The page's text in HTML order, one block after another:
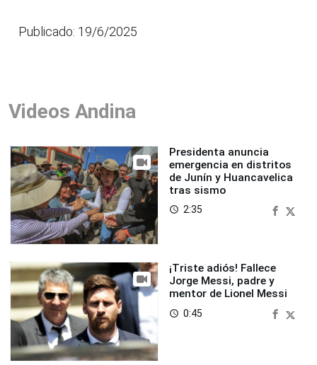
Publicado: 19/6/2025
Videos Andina
Presidenta anuncia
emergencia en distritos
de Junín y Huancavelica
tras sismo
access_time 2:35
¡Triste adiós! Fallece
Jorge Messi, padre y
mentor de Lionel Messi
access_time 0:45